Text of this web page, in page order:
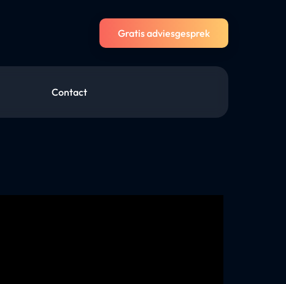
Gratis adviesgesprek
Contact